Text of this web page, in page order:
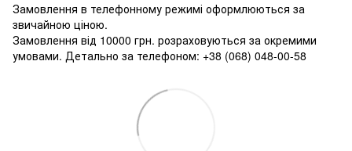
Замовлення в телефонному режимі оформлюються за
звичайною ціною.
Замовлення від 10000 грн. розраховуються за окремими
умовами. Детально за телефоном: +38 (068) 048-00-58